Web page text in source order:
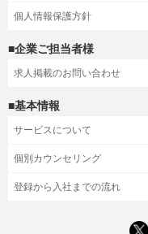
個人情報保護方針
■企業ご担当者様
求人掲載のお問い合わせ
■基本情報
サービスについて
個別カウンセリング
登録から入社までの流れ